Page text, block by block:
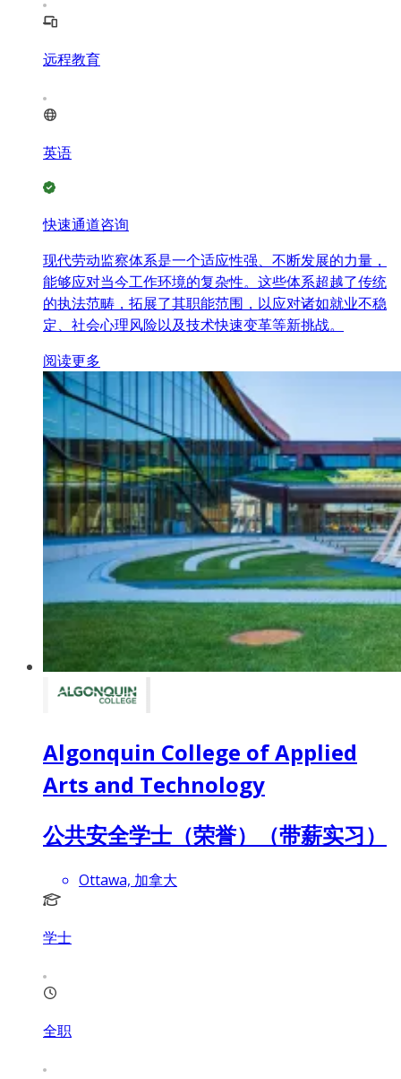
远程教育
英语
快速通道咨询
现代劳动监察体系是一个适应性强、不断发展的力量，
能够应对当今工作环境的复杂性。这些体系超越了传统
的执法范畴，拓展了其职能范围，以应对诸如就业不稳
定、社会心理风险以及技术快速变革等新挑战。
阅读更多
Algonquin College of Applied
Arts and Technology
公共安全学士（荣誉）（带薪实习）
Ottawa, 加拿大
学士
全职